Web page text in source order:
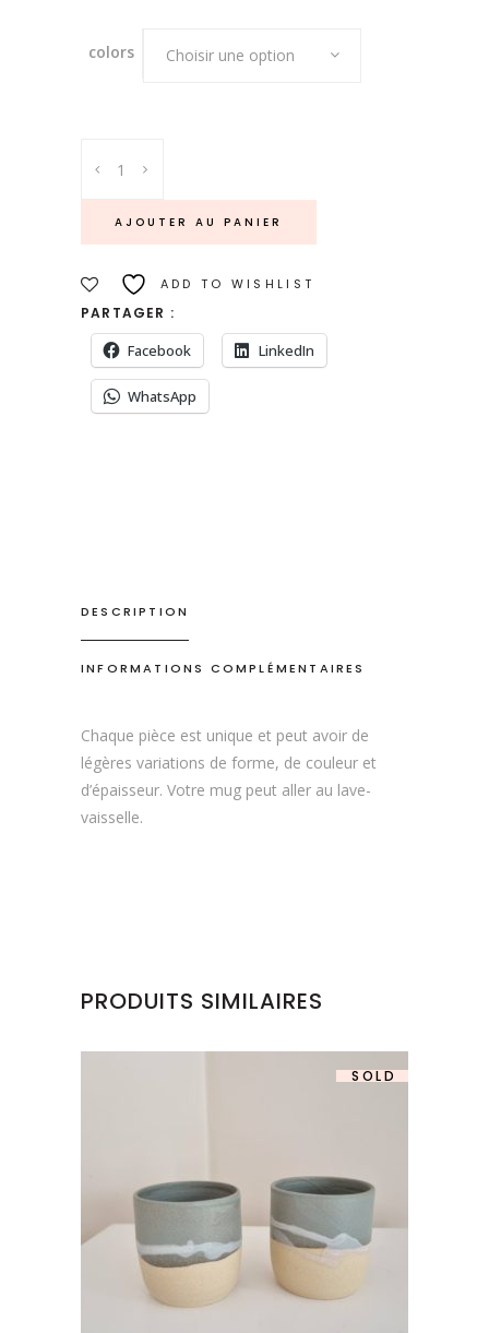
colors Choisir une option
Super
AJOUTER AU PANIER
ADD TO WISHLIST
PARTAGER :
Facebook LinkedIn
WhatsApp
DESCRIPTION
INFORMATIONS COMPLÉMENTAIRES
Chaque pièce est unique et peut avoir de
légères variations de forme, de couleur et
d’épaisseur. Votre mug peut aller au lave-
vaisselle.
PRODUITS SIMILAIRES
SOLD